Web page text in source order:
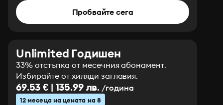
Пробвайте сега
Unlimited Годишен
33% отстъпка от месечния абонамент.
Избирайте от хиляди заглавия.
69.53 € | 135.99 лв. /година
12 месеца на цената на 8